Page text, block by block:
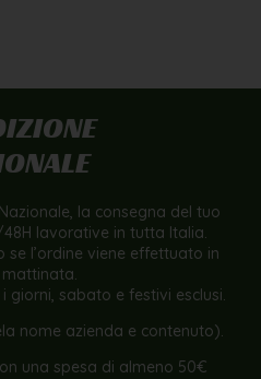
la consegna del tuo
lavorative in tutta Italia.
se l’ordine viene effettuato in
giorni, sabato e festivi esclusi.
nome azienda e contenuto).
una spesa di almeno 50€